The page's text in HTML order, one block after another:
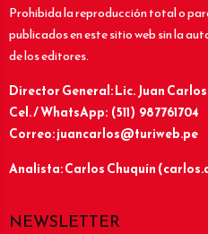
Prohibida la reproducción total o
publicados en este sitio web sin la
de los editores.
Director General: Lic.Juan
Cel. / WhatsApp: (511) 987761704
Correo: juancarlos@turiweb.pe
Analista: Carlos Chuquín
NEWSLETTER